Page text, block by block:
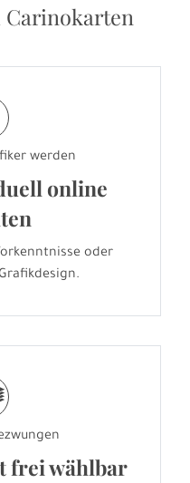
Carinokarten
werden
online
oder
frei wählbar